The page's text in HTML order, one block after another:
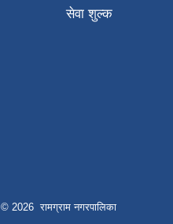
सेवा शुल्क
© 2026 रामग्राम नगरपालिका